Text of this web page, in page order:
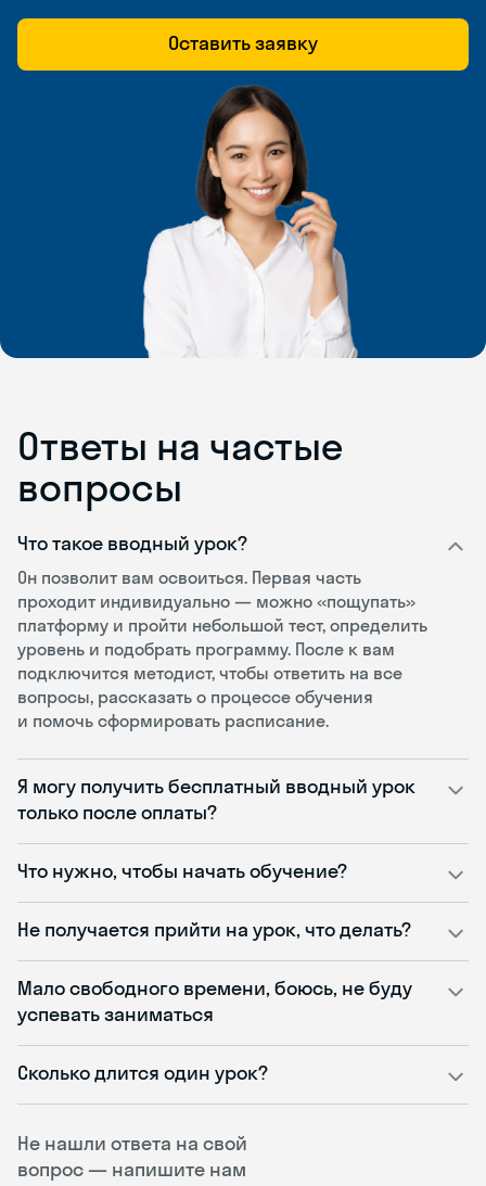
Оставить заявку
Ответы на частые
вопросы
Не нашли ответа на свой
вопрос — напишите нам
Что такое вводный урок?
Он позволит вам освоиться. Первая часть
проходит индивидуально — можно «пощупать»
платформу и пройти небольшой тест, определить
уровень и подобрать программу. После к вам
подключится методист, чтобы ответить на все
вопросы, рассказать о процессе обучения
и помочь сформировать расписание.
Я могу получить бесплатный вводный урок
только после оплаты?
Что нужно, чтобы начать обучение?
Не получается прийти на урок, что делать?
Мало свободного времени, боюсь, не буду
успевать заниматься
Сколько длится один урок?